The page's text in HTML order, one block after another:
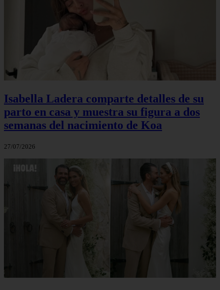
Isabella Ladera comparte detalles de su
parto en casa y muestra su figura a dos
semanas del nacimiento de Koa
27/07/2026